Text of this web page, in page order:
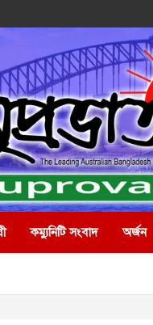
কম্যুনিটি সংবাদ অর্জন